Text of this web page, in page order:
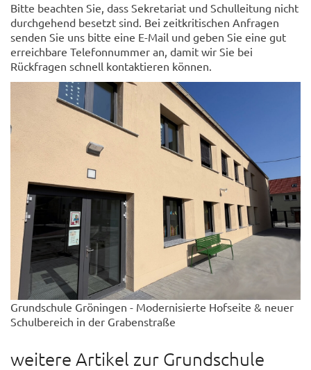
Bitte beachten Sie, dass Sekretariat und Schulleitung nicht
durchgehend besetzt sind. Bei zeitkritischen Anfragen
senden Sie uns bitte eine E-Mail und geben Sie eine gut
erreichbare Telefonnummer an, damit wir Sie bei
Rückfragen schnell kontaktieren können.
Grundschule Gröningen - Modernisierte Hofseite & neuer
Schulbereich in der Grabenstraße
weitere Artikel zur Grundschule